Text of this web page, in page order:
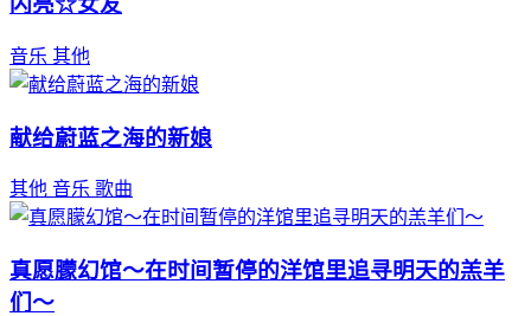
音乐 其他
献给蔚蓝之海的新娘
其他 音乐 歌曲
真愿朦幻馆～在时间暂停的洋馆里追寻明天的羔羊
们～